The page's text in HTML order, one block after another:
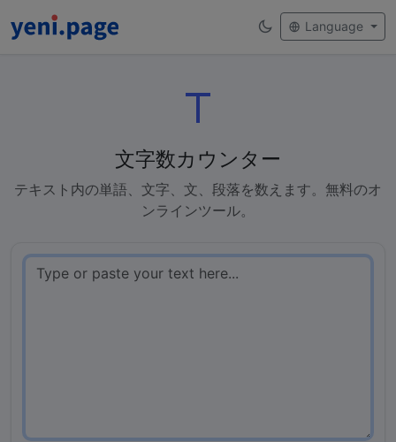
Language
文字数カウンター
テキスト内の単語、文字、文、段落を数えます。無料のオ
ンラインツール。